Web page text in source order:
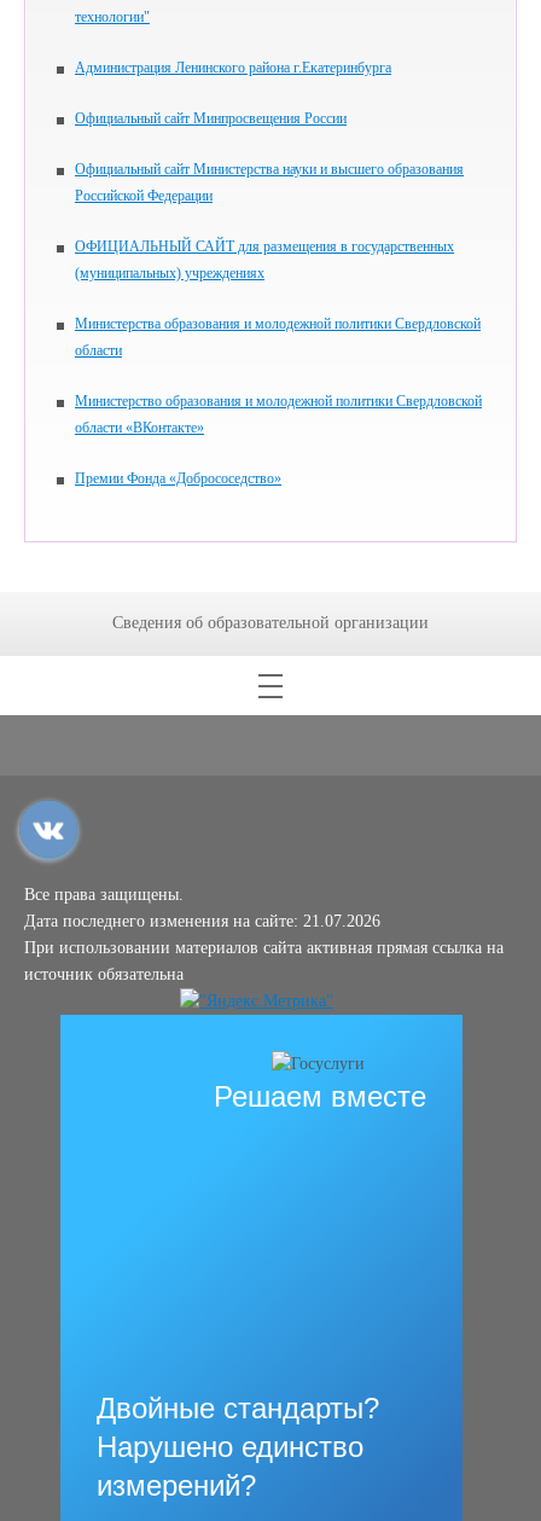
технологии"
Администрация Ленинского района г.Екатеринбурга
Официальный сайт Минпросвещения России
Официальный сайт Министерства науки и высшего образования
Российской Федерации
ОФИЦИАЛЬНЫЙ САЙТ для размещения в государственных
(муниципальных) учреждениях
Министерства образования и молодежной политики Свердловской
области
Министерство образования и молодежной политики Свердловской
области «ВКонтакте»
Премии Фонда «Добрососедство»
Сведения об образовательной организации
Все права защищены.
Дата последнего изменения на сайте: 21.07.2026
При использовании материалов сайта активная прямая ссылка на
источник обязательна
Решаем вместе
Двойные стандарты?
Нарушено единство
измерений?